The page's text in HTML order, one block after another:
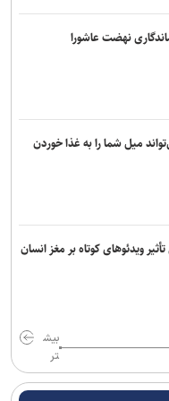
تشکیل سه مدیریت
لیگ بیست‌وششم
نهضت عاشورا
میل شما را به غذا خوردن
ویدئو‌های کوتاه بر مغز انسان
بیش
تر